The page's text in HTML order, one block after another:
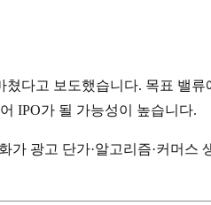
다고 보도했습니다. 목표 밸류
IPO가 될 가능성이 높습니다.
광고 단가·알고리즘·커머스